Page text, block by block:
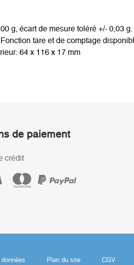
g, écart de mesure toléré +/-
tare et de comptage
64 x 116 x 17 mm
de paiement
crédit
Plan du site CGV